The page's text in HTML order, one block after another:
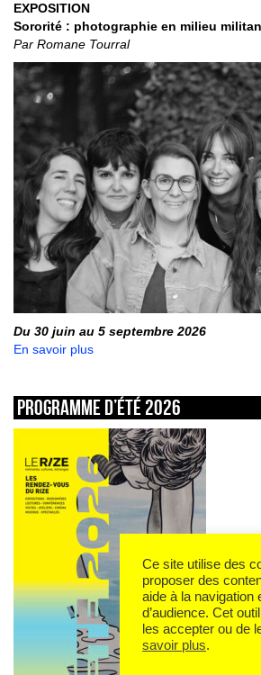
EXPOSITION
Sororité : photographie en milieu
Par Romane Tourral
Du 30 juin au 5 septembre 2026
En savoir plus
Programme d’été 2026
Ce site utilise des
proposer des
aide à la navigation
d’audience. Cet
les accepter ou de
savoir plus.